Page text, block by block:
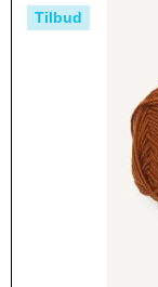
Tilbud